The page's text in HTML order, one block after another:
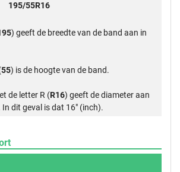
195/55R16
) geeft de breedte van de band aan in
55) is de hoogte van de band.
de letter R (R16) geeft de diameter aan
dit geval is dat 16" (inch).